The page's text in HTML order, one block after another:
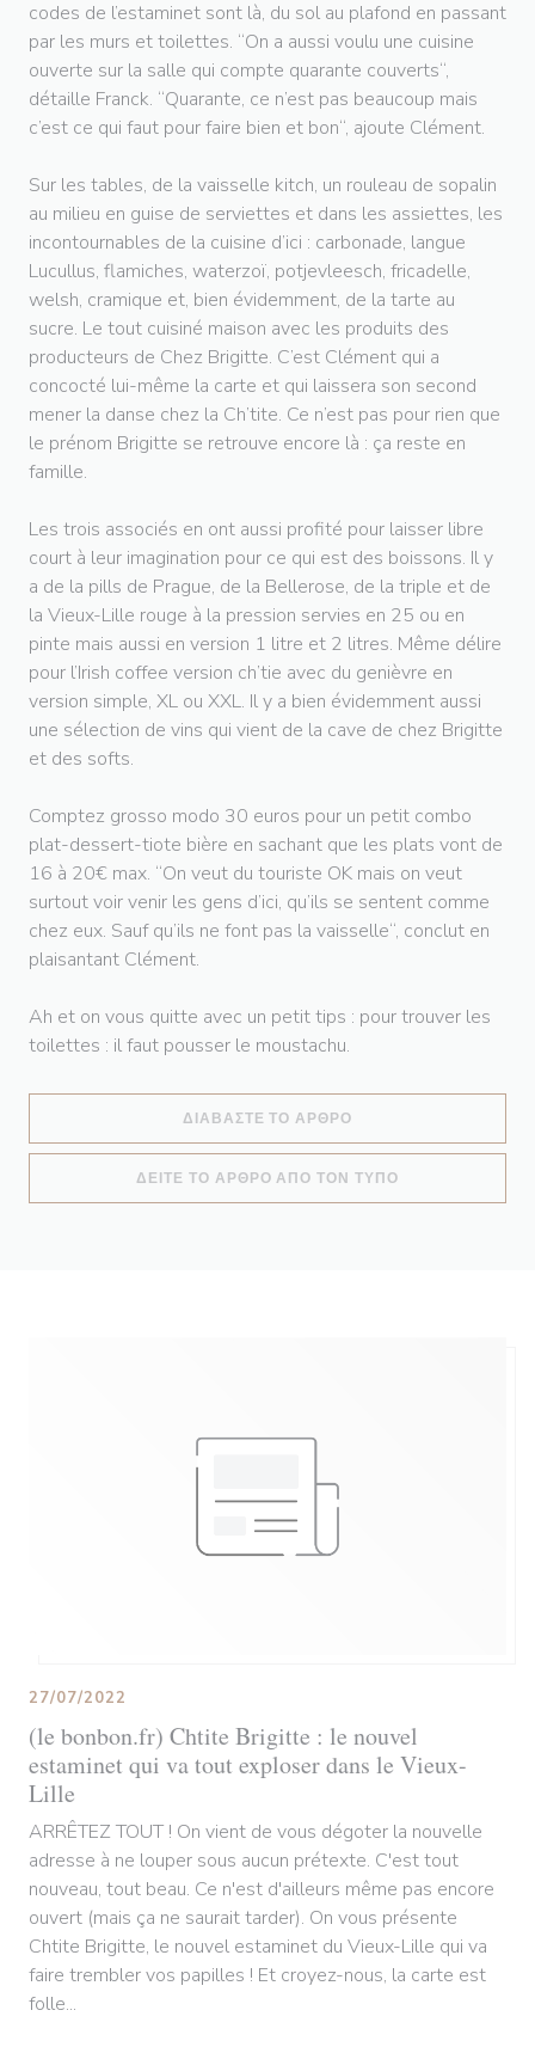
codes de l’estaminet sont là, du sol au plafond en passant
par les murs et toilettes. “On a aussi voulu une cuisine
ouverte sur la salle qui compte quarante couverts“,
détaille Franck. “Quarante, ce n’est pas beaucoup mais
c’est ce qui faut pour faire bien et bon“, ajoute Clément.
Sur les tables, de la vaisselle kitch, un rouleau de sopalin
au milieu en guise de serviettes et dans les assiettes, les
incontournables de la cuisine d’ici : carbonade, langue
Lucullus, flamiches, waterzoï, potjevleesch, fricadelle,
welsh, cramique et, bien évidemment, de la tarte au
sucre. Le tout cuisiné maison avec les produits des
producteurs de Chez Brigitte. C’est Clément qui a
concocté lui-même la carte et qui laissera son second
mener la danse chez la Ch’tite. Ce n’est pas pour rien que
le prénom Brigitte se retrouve encore là : ça reste en
famille.
Les trois associés en ont aussi profité pour laisser libre
court à leur imagination pour ce qui est des boissons. Il y
a de la pills de Prague, de la Bellerose, de la triple et de
la Vieux-Lille rouge à la pression servies en 25 ou en
pinte mais aussi en version 1 litre et 2 litres. Même délire
pour l’Irish coffee version ch’tie avec du genièvre en
version simple, XL ou XXL. Il y a bien évidemment aussi
une sélection de vins qui vient de la cave de chez Brigitte
et des softs.
Comptez grosso modo 30 euros pour un petit combo
plat-dessert-tiote bière en sachant que les plats vont de
16 à 20€ max. “On veut du touriste OK mais on veut
surtout voir venir les gens d’ici, qu’ils se sentent comme
chez eux. Sauf qu’ils ne font pas la vaisselle“, conclut en
plaisantant Clément.
Ah et on vous quitte avec un petit tips : pour trouver les
toilettes : il faut pousser le moustachu.
ΔΙΑΒΆΣΤΕ ΤΟ ΆΡΘΡΟ
ΔΕΊΤΕ ΤΟ ΆΡΘΡΟ ΑΠΌ ΤΟΝ ΤΎΠΟ((ΑΝΟΊΓΕΙ ΣΕ
(le bonbon.fr) Chtite Brigitte : le nouvel
estaminet qui va tout exploser dans le Vieux-
Lille
27/07/2022
ARRÊTEZ TOUT ! On vient de vous dégoter la nouvelle
adresse à ne louper sous aucun prétexte. C'est tout
nouveau, tout beau. Ce n'est d'ailleurs même pas encore
ouvert (mais ça ne saurait tarder). On vous présente
Chtite Brigitte, le nouvel estaminet du Vieux-Lille qui va
faire trembler vos papilles ! Et croyez-nous, la carte est
folle...